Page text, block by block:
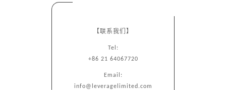
【联系我们】
Tel:
+86 21 64067720
Email:
info@leveragelimited.com